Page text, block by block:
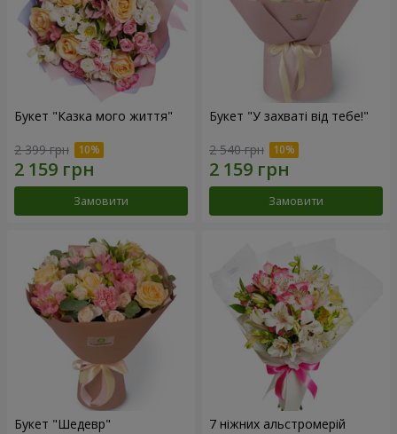
Букет "Казка мого життя"
2 399 грн
Замовити
Букет "У захваті від тебе!"
2 540 грн
Замовити
Букет "Шедевр" 7 ніжних альстромерій